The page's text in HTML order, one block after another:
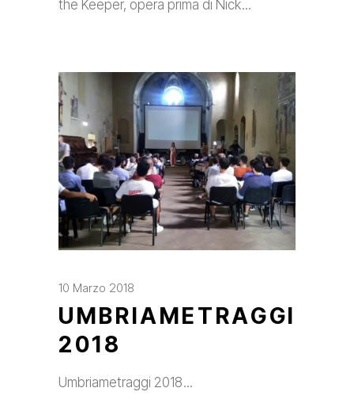
the Keeper, opera prima di Nick
10 Marzo 2018
UMBRIAMETRAGGI
2018
Umbriametraggi 2018